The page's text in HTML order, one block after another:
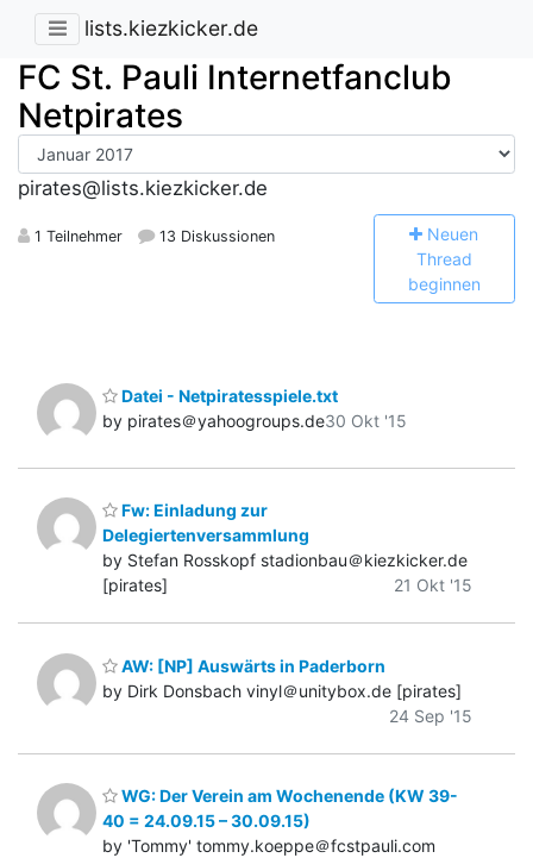
lists.kiezkicker.de
FC St. Pauli Internetfanclub
Netpirates
pirates@lists.kiezkicker.de
1 Teilnehmer 13 Diskussionen Neuen
Thread
beginnen
Datei - Netpiratesspiele.txt
by pirates＠yahoogroups.de30 Okt '15
Fw: Einladung zur
Delegiertenversammlung
by Stefan Rosskopf stadionbau＠kiezkicker.de
[pirates]
21 Okt '15
AW: [NP] Auswärts in Paderborn
by Dirk Donsbach vinyl＠unitybox.de [pirates]
24 Sep '15
WG: Der Verein am Wochenende (KW 39-
40 = 24.09.15 – 30.09.15)
by 'Tommy' tommy.koeppe＠fcstpauli.com